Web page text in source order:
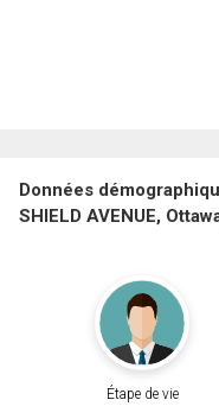
Données
SHIELD AVENUE,
Étape de vie